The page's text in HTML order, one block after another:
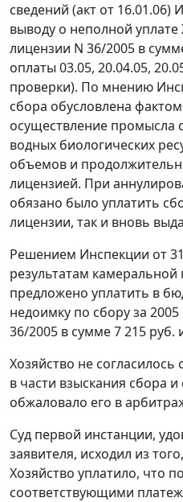
сведений (акт от
выводу о неполной
лицензии N 36/2005 в
оплаты 03.05, 20.04.05,
проверки). По мнению
сбора обусловлена
осуществление промысла
водных биологических
объемов и
лицензией. При
обязано было уплатить
лицензии, так и вновь
Решением Инспекции от
результатам камеральной
предложено уплатить в
недоимку по сбору за
36/2005 в сумме 7 215 руб.
Хозяйство не
в части взыскания сбора
обжаловало его в
Суд первой инстанции,
заявителя, исходил из
Хозяйство уплатило, что
соответствующими